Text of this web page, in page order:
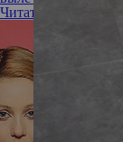
Читать полностью